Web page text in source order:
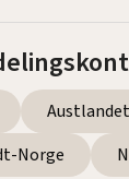
Austlandet
Norge